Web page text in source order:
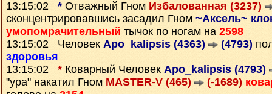
13:15:02 * Отважный Гном Избалованная (3237)
сконцентрировавшись засадил Гном ~Аксель~
умопомрачительный тычок по ногам на 2598
13:15:02 Человек Apo_kalipsis (4363) (4793)
здоровья
13:15:02 * Коварный Человек Apo_kalipsis (4793)
"ура" накатил Гном MASTER-V (465) (-1689)